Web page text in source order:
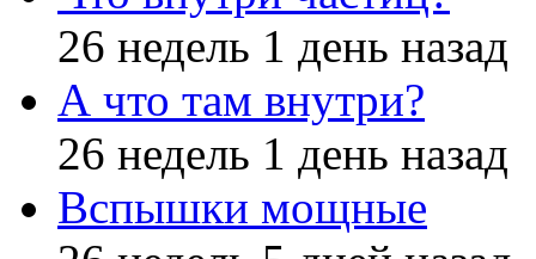
26 недель 1 день назад
А что там внутри?
26 недель 1 день назад
Вспышки мощные